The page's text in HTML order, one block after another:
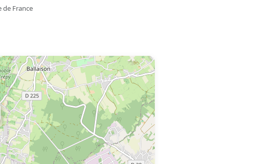
de France